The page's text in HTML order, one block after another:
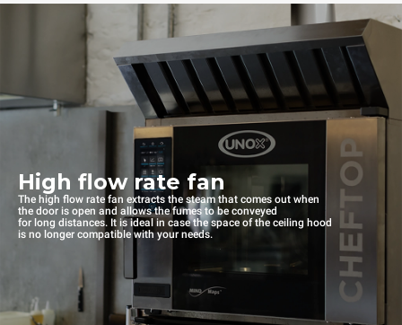
High flow rate fan
The high flow rate fan extracts the steam that comes out when
the door is open and allows the fumes to be conveyed
for long distances. It is ideal in case the space of the ceiling hood
is no longer compatible with your needs.